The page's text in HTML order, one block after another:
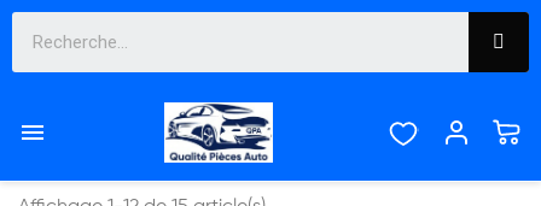

PIECES CARROSSERIE
